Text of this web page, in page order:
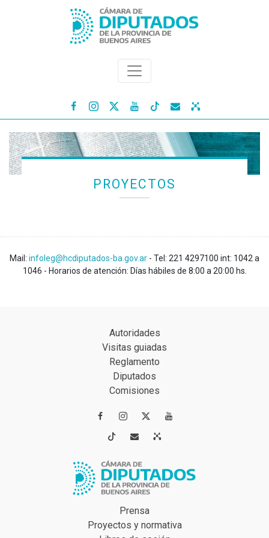
   
PROYECTOS
Mail: infoleg@hcdiputados-ba.gov.ar - Tel: 221 4297100 int: 1042 a
1046 - Horarios de atención: Días hábiles de 8:00 a 20:00 hs.
Autoridades
Visitas guiadas
Reglamento
Diputados
Comisiones
 
 
Prensa
Proyectos y normativa